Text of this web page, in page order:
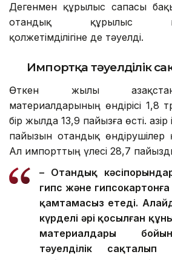
Дегенмен құрылыс сапасы
отандық құрылыс
қолжетімділігіне де тәуелді.
Импортқа тәуелділік
Өткен жылы
материалдарының өндірісі 1,8
бір жылда 13,9 пайызға өсті.
пайызын отандық өндірушілер
Ал импорттың үлесі 28,7
– Отандық
гипс және
қамтамасыз етеді.
күрделі әрі қосылған
материалдары
тәуелділік